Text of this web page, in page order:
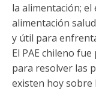
la alimentación;
alimentación
y útil para
El PAE chileno
para resolver las
existen hoy sobre